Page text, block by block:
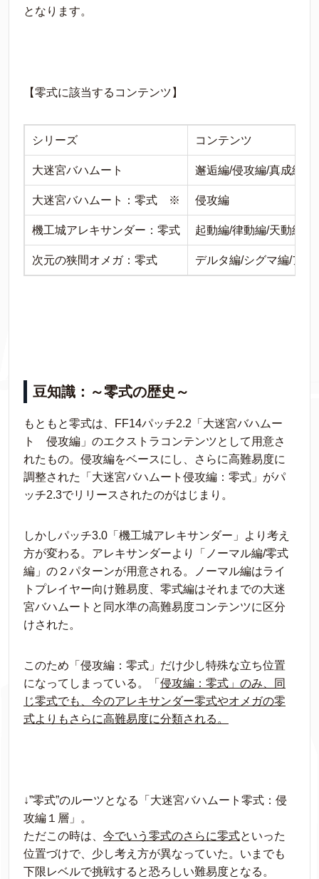
となります。
【零式に該当するコンテンツ】
シリーズ コンテンツ
大迷宮バハムート 邂逅編/侵攻編/真成編
大迷宮バハムート：零式 ※ 侵攻編
機工城アレキサンダー：零式 起動編/律動編/天動編
次元の狭間オメガ：零式 デルタ編/シグマ編/アル
豆知識：～零式の歴史～
もともと零式は、FF14パッチ2.2「大迷宮バハムー
ト 侵攻編」のエクストラコンテンツとして用意さ
れたもの。侵攻編をベースにし、さらに高難易度に
調整された「大迷宮バハムート侵攻編：零式」がパ
ッチ2.3でリリースされたのがはじまり。
しかしパッチ3.0「機工城アレキサンダー」より考え
方が変わる。アレキサンダーより「ノーマル編/零式
編」の２パターンが用意される。ノーマル編はライ
トプレイヤー向け難易度、零式編はそれまでの大迷
宮バハムートと同水準の高難易度コンテンツに区分
けされた。
このため「侵攻編：零式」だけ少し特殊な立ち位置
になってしまっている。「 侵攻編： 零式」のみ、同
じ零式でも、今のアレキサンダー零式やオメガの零
式よりもさらに高難易度に分類される。
↓”零式”のルーツとなる「大迷宮バハムート零式：侵
攻編１層」。
ただこの時は、 今でいう零式のさらに零式といった
位置づけで、少し考え方が異なっていた。いまでも
下限レベルで挑戦すると恐ろしい難易度となる。